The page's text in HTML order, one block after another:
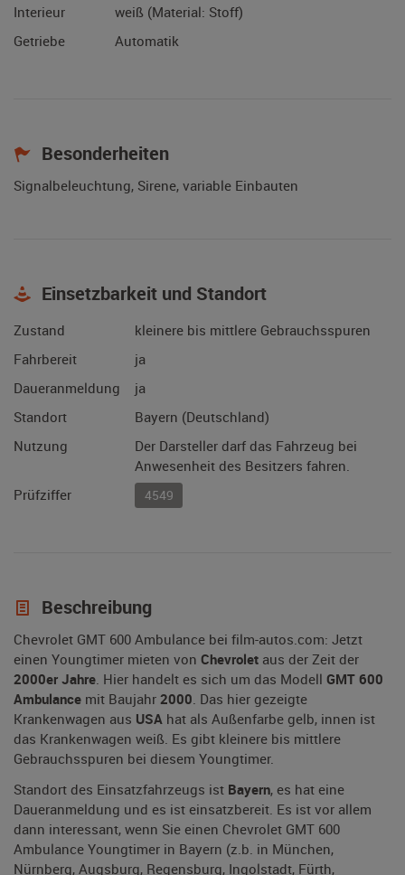
Interieur
weiß (Material: Stoff)
Getriebe
Automatik
Besonderheiten
Signalbeleuchtung, Sirene, variable Einbauten
Einsetzbarkeit und Standort
Zustand
kleinere bis mittlere Gebrauchsspuren
Fahrbereit
ja
Daueranmeldung
ja
Standort
Bayern (Deutschland)
Nutzung
Der Darsteller darf das Fahrzeug bei
Anwesenheit des Besitzers fahren.
Prüfziffer
4549
Beschreibung
Chevrolet GMT 600 Ambulance bei film-autos.com: Jetzt
einen Youngtimer mieten von Chevrolet aus der Zeit der
2000er Jahre. Hier handelt es sich um das Modell GMT 600
Ambulance mit Baujahr 2000. Das hier gezeigte
Krankenwagen aus USA hat als Außenfarbe gelb, innen ist
das Krankenwagen weiß. Es gibt kleinere bis mittlere
Gebrauchsspuren bei diesem Youngtimer.
Standort des Einsatzfahrzeugs ist Bayern, es hat eine
Daueranmeldung und es ist einsatzbereit. Es ist vor allem
dann interessant, wenn Sie einen Chevrolet GMT 600
Ambulance Youngtimer in Bayern (z.b. in München,
Nürnberg, Augsburg, Regensburg, Ingolstadt, Fürth,